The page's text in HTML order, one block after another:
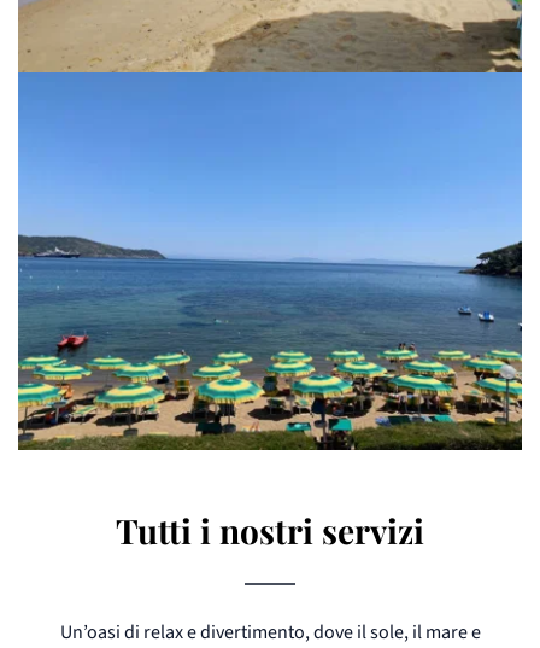
Tutti i nostri servizi
Un’oasi di relax e divertimento, dove il sole, il mare e